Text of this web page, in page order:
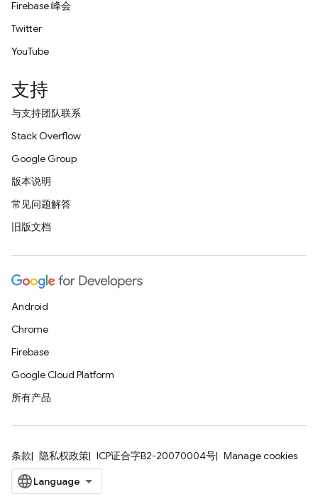
Firebase 峰会
Twitter
YouTube
支持
与支持团队联系
Stack Overflow
Google Group
版本说明
常见问题解答
旧版文档
Android
Chrome
Firebase
Google Cloud Platform
所有产品
条款 隐私权政策 ICP证合字B2-20070004号 Manage cookies